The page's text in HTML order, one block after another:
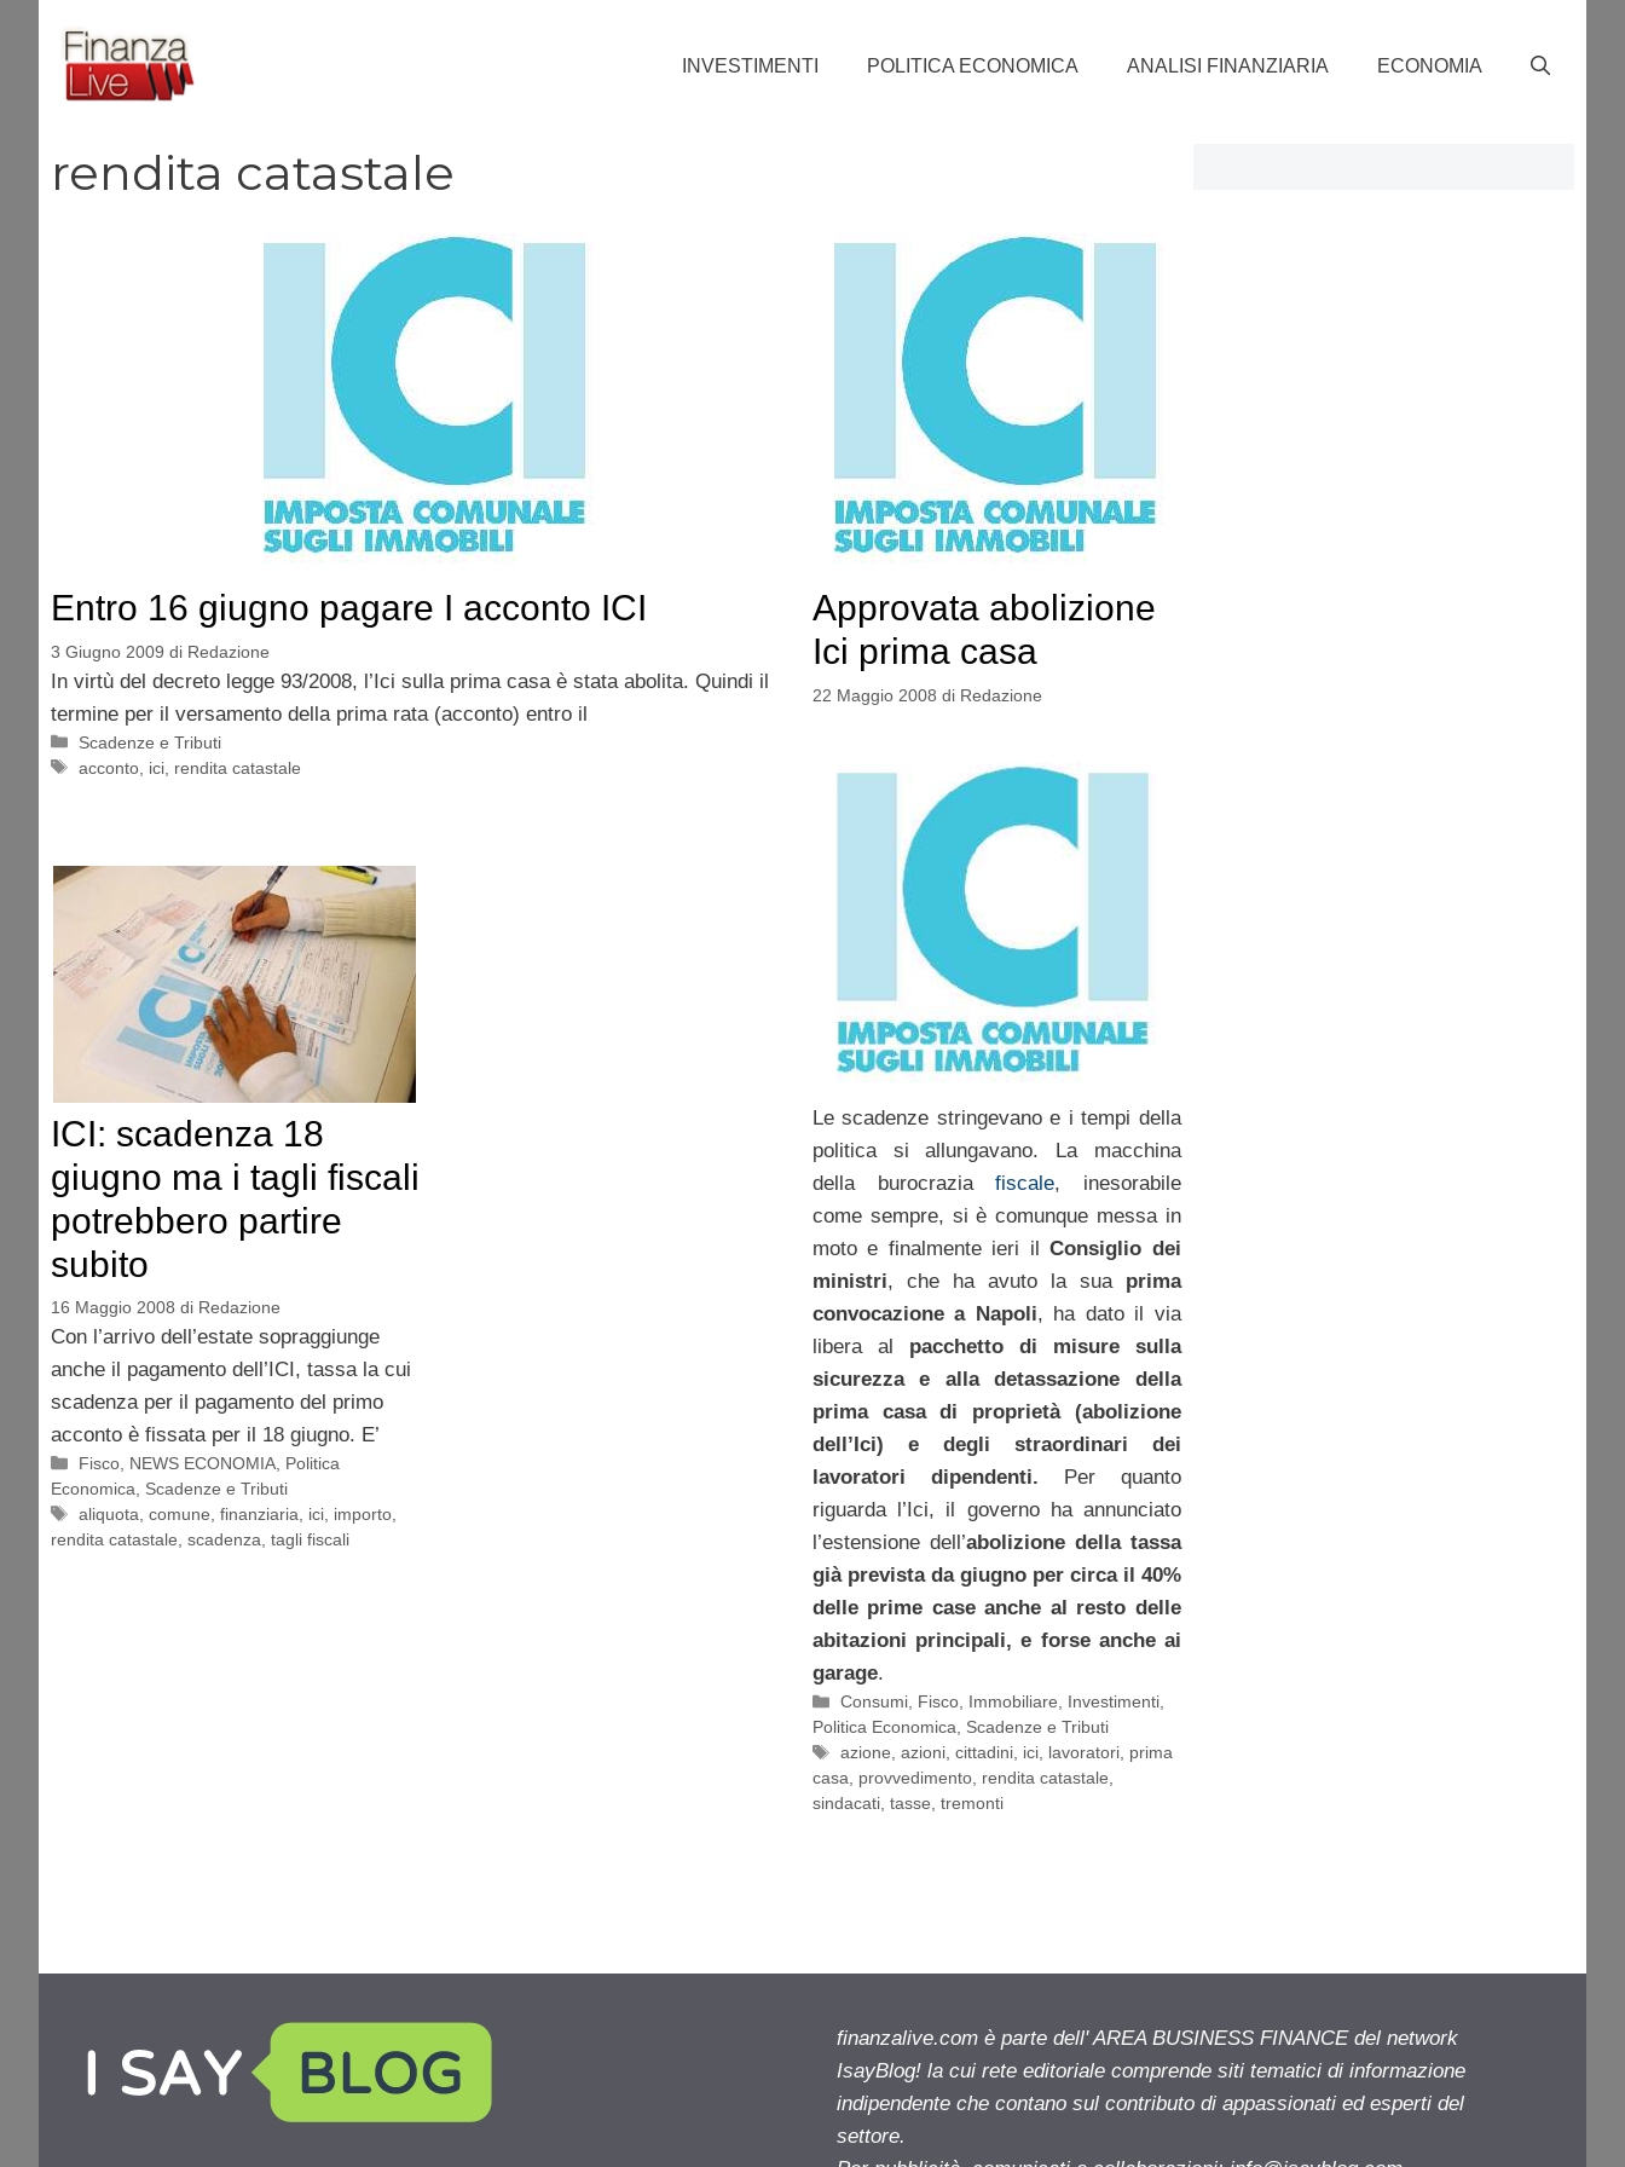
contenuto
INVESTIMENTI POLITICA ECONOMICA ANALISI FINANZIARIA ECONOMIA
rendita catastale
Entro 16 giugno pagare I acconto ICI
3 Giugno 2009 di Redazione
In virtù del decreto legge 93/2008, l’Ici sulla prima casa è stata abolita. Quindi il
termine per il versamento della prima rata (acconto) entro il
Categorie
Scadenze e Tributi
Tag
acconto ici rendita catastale
Approvata abolizione
Ici prima casa
22 Maggio 2008 di Redazione
Le scadenze stringevano e i tempi della
politica si allungavano. La macchina
della burocraziafiscale, inesorabile
come sempre, si è comunque messa in
moto e finalmente ieri ilConsiglio dei
ministri, che ha avuto la sua prima
convocazione a Napoli, ha dato il via
libera al pacchetto di misure sulla
sicurezza e alla detassazione della
prima casa di proprietà (abolizione
dell’Ici) e degli straordinari dei
lavoratori dipendenti. Per quanto
riguarda l’Ici, il governo ha annunciato
l’estensione dell’abolizione della tassa
già prevista da giugno per circa il 40%
delle prime case anche al resto delle
abitazioni principali, e forse anche ai
garage.
Categorie
Consumi Fisco Immobiliare Investimenti
Politica Economica
Scadenze e Tributi
Tag
azione ,azioni ,cittadini ici lavoratori prima
casa
provvedimento, rendita catastale
sindacati, tasse tremonti
ICI: scadenza 18
giugno ma i tagli fiscali
potrebbero partire
subito
16 Maggio 2008 di Redazione
Con l’arrivo dell’estate sopraggiunge
anche il pagamento dell’ICI, tassa la cui
scadenza per il pagamento del primo
acconto è fissata per il 18 giugno. E’
Categorie
Fisco NEWS ECONOMIA Politica
Economica
Scadenze e Tributi
Tag
aliquota ,comune ,finanziaria ici importo
rendita catastale scadenza tagli fiscali
finanzalive.com è parte dell' AREA BUSINESS FINANCE del network
IsayBlog! la cui rete editoriale comprende siti tematici di informazione
indipendente che contano sul contributo di appassionati ed esperti del
settore.